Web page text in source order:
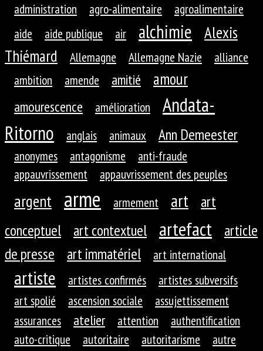
administration
agro-alimentaire
agroalimentaire
aide
aide publique air alchimie
Alexis
Thiémard
Allemagne Allemagne Nazie
alliance
ambition
amende amitié amour
amourescence amélioration
Andata-
Ritorno
anglais animaux Ann Demeester
anonymes antagonisme
anti-fraude
appauvrissement
appauvrissement des peuples
argent arme armement art
art
conceptuel
art contextuel artefact
article
de presse
art immatériel art international
artiste artistes confirmés
artistes subversifs
art spolié
ascension sociale
assujettissement
assurances
atelier attention
authentification
auto-critique
autoritaire autoritarisme
autre